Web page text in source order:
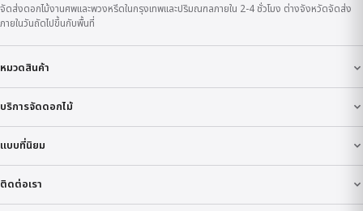
จัดส่งดอกไม้งานศพและพวงหรีดในกรุงเทพและปริมณฑลภายใน 2-4 ชั่วโมง ต่างจังหวัดจัดส่ง
ภายในวันถัดไปขึ้นกับพื้นที่
หมวดสินค้า
บริการจัดดอกไม้
แบบที่นิยม
ติดต่อเรา